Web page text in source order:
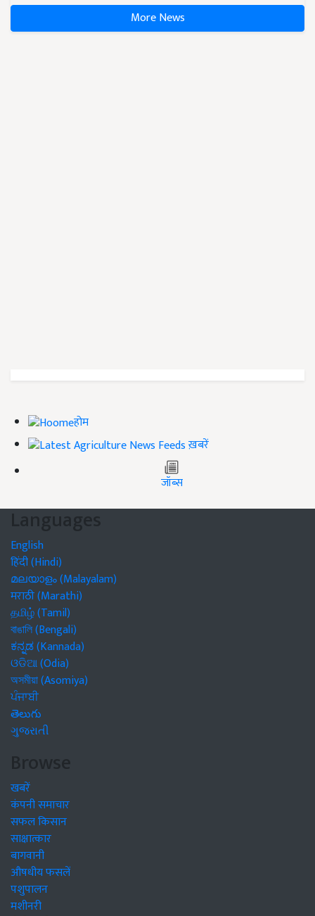
More News
होम
ख़बरें
जॉब्स
Languages
English
हिंदी (Hindi)
മലയാളം (Malayalam)
मराठी (Marathi)
தமிழ் (Tamil)
বাঙালি (Bengali)
ಕನ್ನಡ (Kannada)
ଓଡିଆ (Odia)
অসমীয়া (Asomiya)
ਪੰਜਾਬੀ
తెలుగు
ગુજરાતી
Browse
खबरें
कंपनी समाचार
सफल किसान
साक्षात्कार
बागवानी
औषधीय फसलें
पशुपालन
मशीनरी